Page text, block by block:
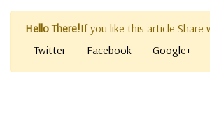
Hello There!If you like this article Share
Twitter
Facebook Google+